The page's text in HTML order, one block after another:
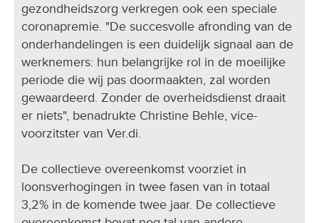
gezondheidszorg verkregen ook een speciale
coronapremie. "De succesvolle afronding van de
onderhandelingen is een duidelijk signaal aan de
werknemers: hun belangrijke rol in de moeilijke
periode die wij pas doormaakten, zal worden
gewaardeerd. Zonder de overheidsdienst draait
er niets", benadrukte Christine Behle, vice-
voorzitster van Ver.di.
De collectieve overeenkomst voorziet in
loonsverhogingen in twee fasen van in totaal
3,2% in de komende twee jaar. De collectieve